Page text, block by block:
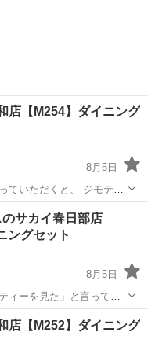
店【M254】ダイニング
8月5日
ていただくと、 ジモティ
可能です。
ただい
ングセット サカイ
サカイ春日部店
ングセット
8月5日
ーを見た」と言ってい
）でご購入が可能
せ。 ---------------
サカイ
店【M252】ダイニング